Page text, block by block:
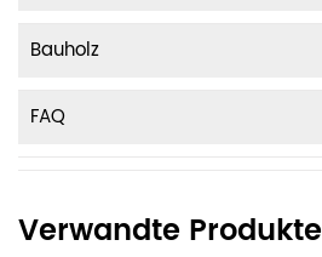
Bauholz
FAQ
Verwandte Produkte